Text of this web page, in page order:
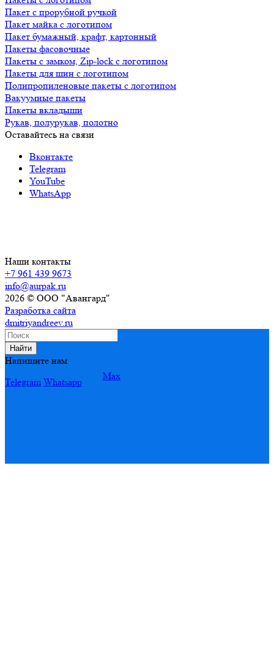
Пакет с прорубной ручкой
Пакет майка с логотипом
Пакет бумажный, крафт, картонный
Пакеты фасовочные
Пакеты с замком, Zip-lock с логотипом
Пакеты для шин с логотипом
Полипропиленовые пакеты с логотипом
Вакуумные пакеты
Пакеты вкладыши
Рукав, полурукав, полотно
Оставайтесь на связи
Вконтакте
Telegram
YouTube
WhatsApp
Наши контакты
+7 961 439 9673
info@aurpak.ru
2026 © ООО "Авангард"
Разработка сайта
dmitriyandreev.ru
Найти
Напишите нам
Telegram Whatsapp
Max